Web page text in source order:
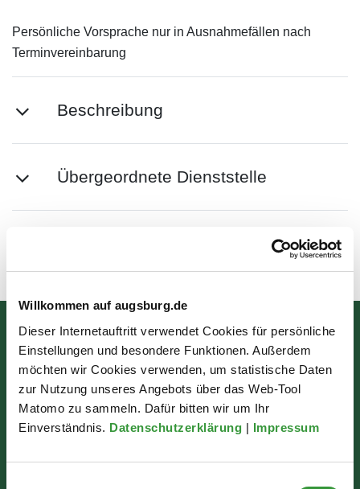
Willkommen auf augsburg.de
Dieser Internetauftritt verwendet Cookies für persönliche
Einstellungen und besondere Funktionen. Außerdem
möchten wir Cookies verwenden, um statistische Daten
zur Nutzung unseres Angebots über das Web-Tool
Matomo zu sammeln. Dafür bitten wir um Ihr
Einverständnis. Datenschutzerklärung | Impressum
Persönliche Vorsprache nur in Ausnahmefällen nach
Terminvereinbarung
Beschreibung
Übergeordnete Dienststelle
Zuletzt aktualisiert am: 14.06.2024
Bürgerinformation
Rathausplatz 1
86150 Augsburg